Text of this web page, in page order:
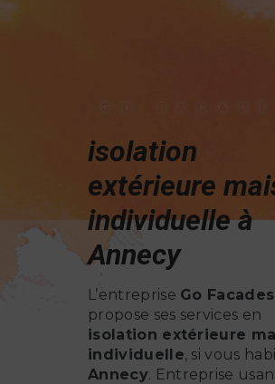
isolation
extérieure
individuelle à
Annecy
L’entreprise Go Facades
propose ses services en
isolation extérieure
individuelle, si vous
Annecy. Entreprise